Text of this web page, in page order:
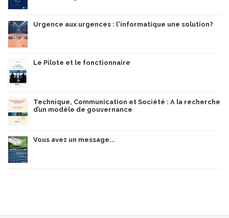
Urgence aux urgences : l'informatique une solution?
Le Pilote et le fonctionnaire
Technique, Communication et Société : A la recherche
d’un modèle de gouvernance
Vous avez un message...